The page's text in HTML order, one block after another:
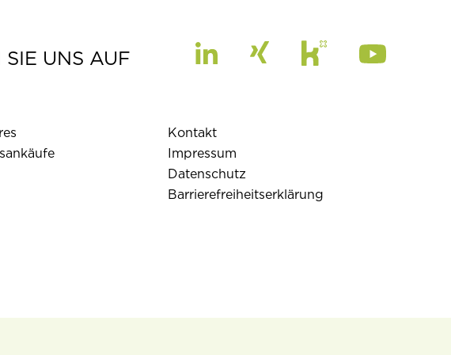
SIE UNS AUF
Kontakt
Impressum
Datenschutz
Barrierefreiheitserklärung